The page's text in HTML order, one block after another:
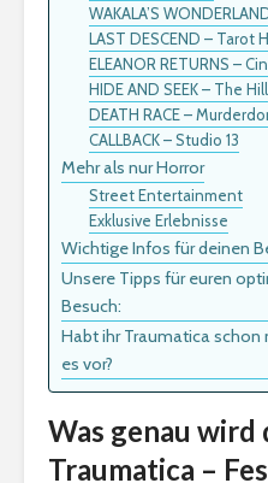
WAKALA’S
LAST DESCEND – Tarot
ELEANOR RETURNS –
HIDE AND SEEK – The Hill
DEATH RACE –
CALLBACK – Studio 13
Mehr als nur Horror
Street Entertainment
Exklusive Erlebnisse
Wichtige Infos für deinen
Unsere Tipps für euren
Besuch:
Habt ihr Traumatica
es vor?
Was genau wird
Traumatica –